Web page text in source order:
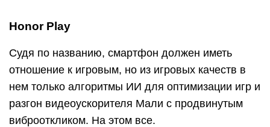
Honor Play
Судя по названию, смартфон должен иметь
отношение к игровым, но из игровых качеств в
нем только алгоритмы ИИ для оптимизации игр и
разгон видеоускорителя Мали с продвинутым
виброоткликом. На этом все.